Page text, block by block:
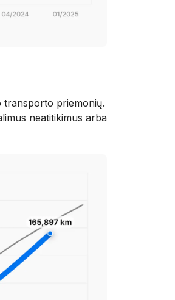
transporto priemonių.
neatitikimus arba